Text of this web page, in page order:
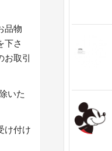
品物
下さ
お取引
いた
け付け